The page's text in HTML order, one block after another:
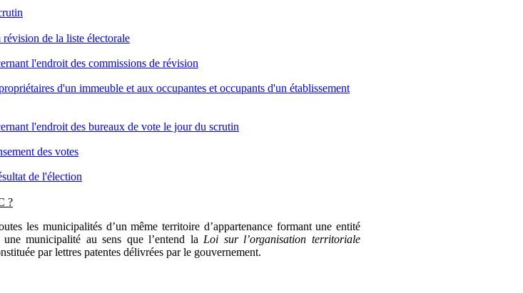
de la liste électorale
l'endroit des commissions de révision
d'un immeuble et aux occupantes et occupants d'un établissement
l'endroit des bureaux de vote le jour du scrutin
des votes
de l'élection
?
les municipalités d’un même territoire d’appartenance formant une entité
municipalité au sens que l’entend la Loi sur l’organisation territoriale
par lettres patentes délivrées par le gouvernement.